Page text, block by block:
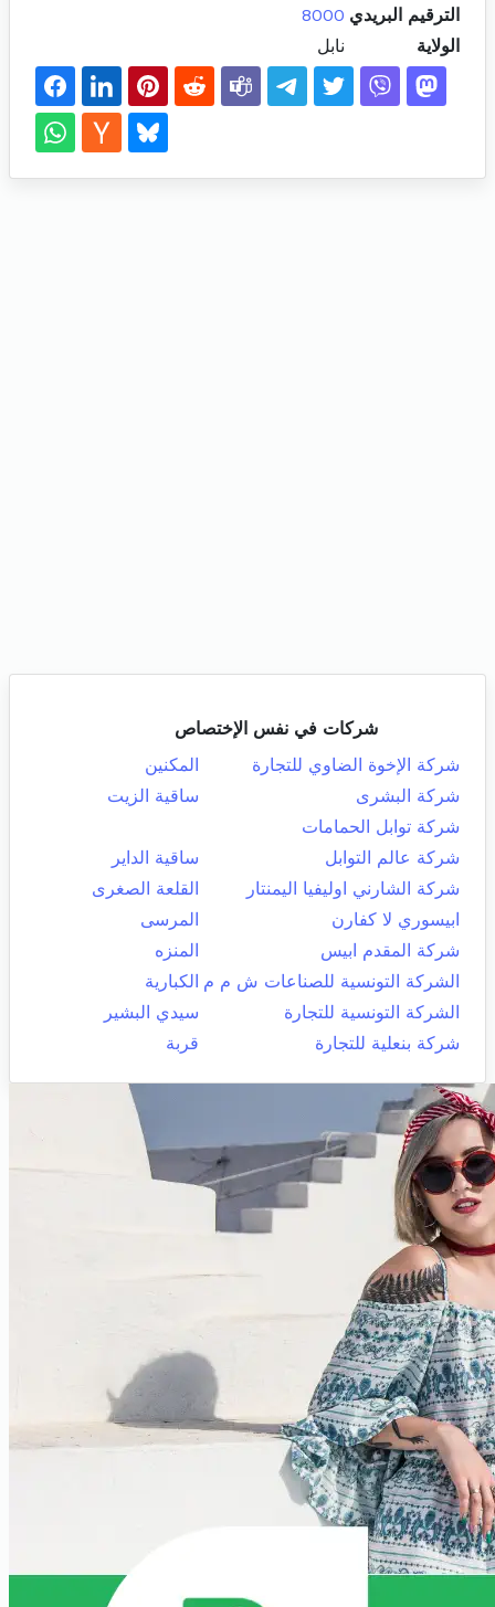
الترقيم البريدي 8000
الولاية
نابل
شركات في نفس الإختصاص
شركة الإخوة الضاوي للتجارة
المكنين
شركة البشرى
ساقية الزيت
شركة توابل الحمامات
شركة عالم التوابل
ساقية الداير
شركة الشارني اوليفيا اليمنتار
القلعة الصغرى
ابيسوري لا كفارن
المرسى
شركة المقدم ابيس
المنزه
الشركة التونسية للصناعات ش م م الكبارية
الشركة التونسية للتجارة
سيدي البشير
شركة بنعلية للتجارة
قربة